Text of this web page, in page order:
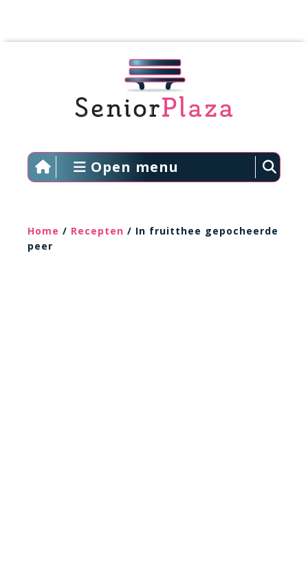
Open menu
Home / Recepten / In fruitthee gepocheerde
peer